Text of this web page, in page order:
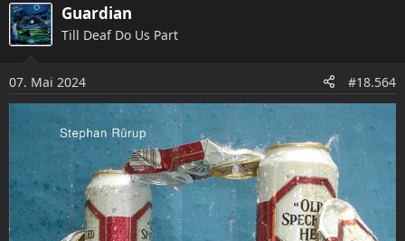
a
k
t
n
e
Guardian
Till Deaf Do Us Part
07. Mai 2024 #18.564